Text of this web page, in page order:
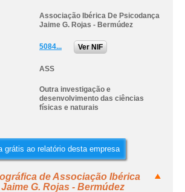
Associação Ibérica De Psicodança
Jaime G. Rojas - Bermúdez
5084... Ver NIF
ASS
Outra investigação e
desenvolvimento das ciências
físicas e naturais
grátis ao relatório desta empresa
de Associação Ibérica
G. Rojas - Bermúdez